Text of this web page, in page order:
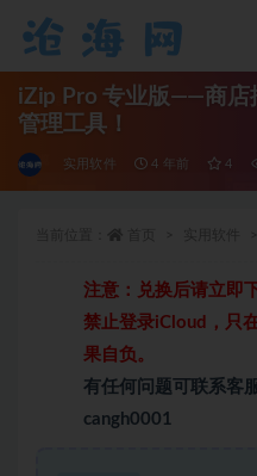
iZip Pro 专业版——商店
管理工具！
实用软件 4 年前 4
注意：兑换后请立即
禁止登录iCloud，只
果自负。
有任何问题可联系客
cangh0001